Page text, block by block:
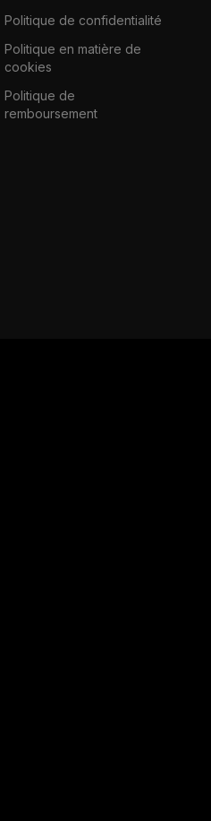
Politique de confidentialité
Politique en matière de
cookies
Politique de
remboursement